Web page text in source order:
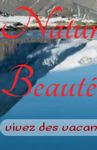
Beauté
vivez des